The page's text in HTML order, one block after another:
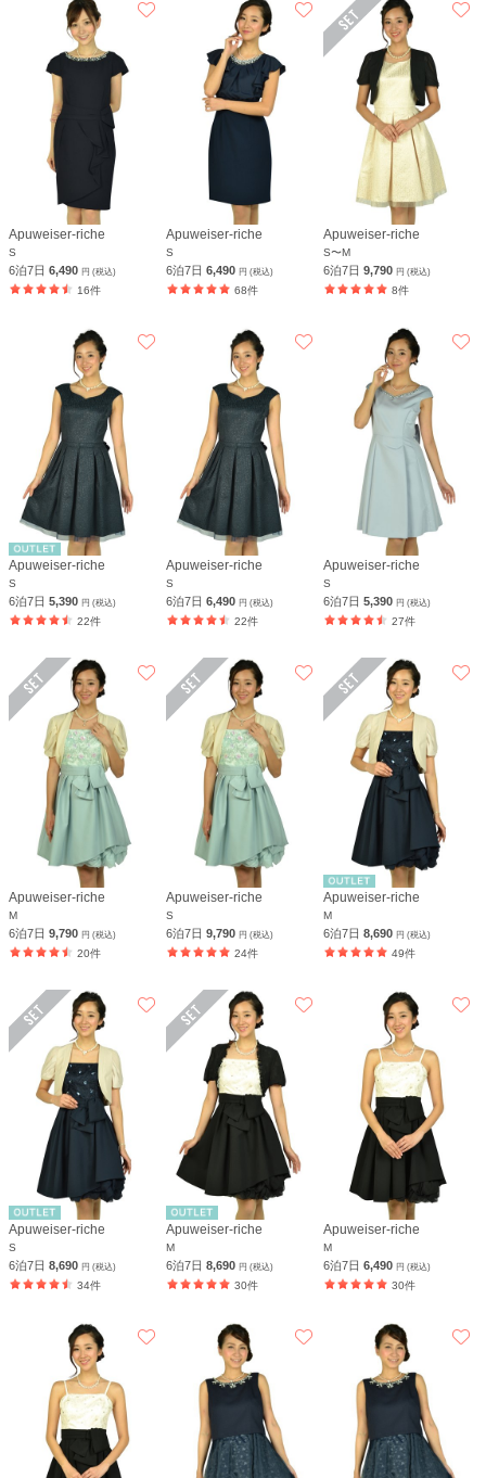
Apuweiser-riche
S
6泊7日 6,490 円 (税込)
16件
Apuweiser-riche
S
6泊7日6,490円 (税込)
68件
Apuweiser-riche
S〜M
6泊7日9,790円 (税込)
8件
Apuweiser-riche
S
6泊7日 5,390 円 (税込)
22件
Apuweiser-riche
S
6泊7日6,490円 (税込)
22件
Apuweiser-riche
S
6泊7日5,390円 (税込)
27件
Apuweiser-riche
M
6泊7日 9,790 円 (税込)
20件
Apuweiser-riche
S
6泊7日9,790円 (税込)
24件
Apuweiser-riche
M
6泊7日8,690円 (税込)
49件
Apuweiser-riche
S
6泊7日 8,690 円 (税込)
34件
Apuweiser-riche
M
6泊7日8,690円 (税込)
30件
Apuweiser-riche
M
6泊7日6,490円 (税込)
30件